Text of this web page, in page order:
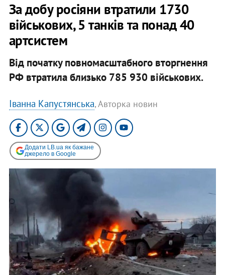
За добу росіяни втратили 1730
військових, 5 танків та понад 40
артсистем
Від початку повномасштабного вторгнення
РФ втратила близько 785 930 військових.
Іванна Капустянська, Авторка новин
Додати LB.ua як бажане
джерело в Google